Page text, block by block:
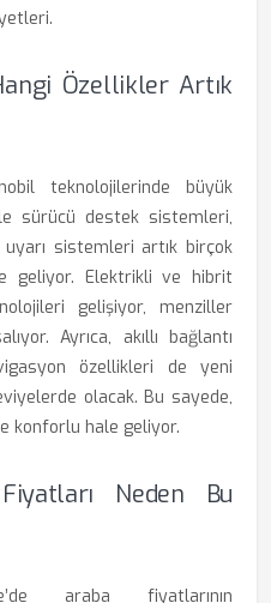
Özellikler Artık
teknolojilerinde büyük
sürücü destek sistemleri,
sistemleri artık birçok
geliyor. Elektrikli ve hibrit
gelişiyor, menziller
Ayrıca, akıllı bağlantı
özellikleri de yeni
olacak. Bu sayede,
konforlu hale geliyor.
Neden Bu
araba fiyatlarının